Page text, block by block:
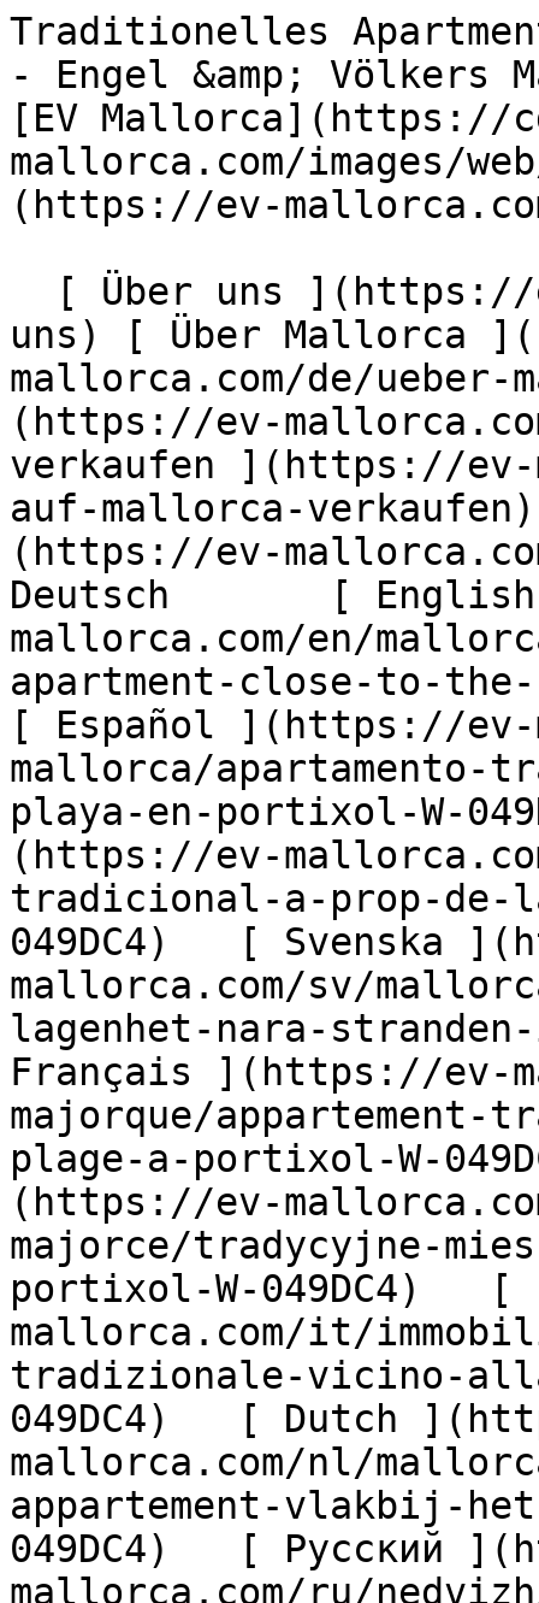
Traditionelles Apartment in Strandnähe in Portixol - Engel &amp; Völkers Mallorca                [ ![EV Mallorca](https://cdn.ev-mallorca.com/images/web/EV_Logo_RGB.svg) ](https://ev-mallorca.com/de)  Mallorca  

  [ Über uns ](https://ev-mallorca.com/de/ueber-uns) [ Über Mallorca ](https://ev-mallorca.com/de/ueber-mallorca) [ Kontakt ](https://ev-mallorca.com/de/standorte) [ Immobilie verkaufen ](https://ev-mallorca.com/de/immobilie-auf-mallorca-verkaufen) [    Mein Account  ](https://ev-mallorca.com/de/mein-account)   Deutsch       [ English ](https://ev-mallorca.com/en/mallorca-property/traditional-apartment-close-to-the-beach-in-portixol-W-049DC4)   [ Español ](https://ev-mallorca.com/es/inmueble-mallorca/apartamento-tradicional-cerca-de-la-playa-en-portixol-W-049DC4)    [ Català ](https://ev-mallorca.com/ca/immoble-mallorca/pis-tradicional-a-prop-de-la-platja-a-portixol-W-049DC4)   [ Svenska ](https://ev-mallorca.com/sv/mallorca-fastighet/traditionell-lagenhet-nara-stranden-i-portixol-W-049DC4)   [ Français ](https://ev-mallorca.com/fr/bien-majorque/appartement-traditionnel-pres-de-la-plage-a-portixol-W-049DC4)   [ Polski ](https://ev-mallorca.com/pl/nieruchomosc-majorce/tradycyjne-mieszkanie-w-poblizu-plazy-w-portixol-W-049DC4)   [ Italiano ](https://ev-mallorca.com/it/immobili-maiorca/appartamento-tradizionale-vicino-alla-spiaggia-a-portixol-W-049DC4)   [ Dutch ](https://ev-mallorca.com/nl/mallorca-eigendom/traditioneel-appartement-vlakbij-het-strand-in-portixol-W-049DC4)   [ Русский ](https://ev-mallorca.com/ru/nedvizhimost-mayorka/tradicionnaia-kvartira-riadom-s-pliazem-v-portiksole-W-049DC4)   [ Dansk ](https://ev-mallorca.com/da/mallorca-ejendom/traditionel-lejlighed-naer-stranden-i-portixol-W-049DC4)   

  Kaufen  [ Alle Immobilien ](https://ev-mallorca.com/de/mallorca-immobilien?contract_type=0) [ Haus ](https://ev-mallorca.com/de/mallorca-immobilien?contract_type=0&type%5B0%5D=0) [ Finca ](https://ev-mallorca.com/de/mallorca-immobilien?contract_type=0&type%5B0%5D=1) [ Apartment ](https://ev-mallorca.com/de/mallorca-immobilien?contract_type=0&type%5B0%5D=2) [ Penthouse ](https://ev-mallorca.com/de/mallorca-immobilien?contract_type=0&type%5B0%5D=5) [ Grundstück ](https://ev-mallorca.com/de/mallorca-immobilien?contract_type=0&type%5B0%5D=3) [ Neubauprojekt ](https://ev-mallorca.com/de/mallorca-immobilien?contract_type=0&type%5B0%5D=development) 

  Mieten  [ Alle Immobilien ](https://ev-mallorca.com/de/mallorca-immobilien?contract_type=1) [ Haus ](https://ev-mallorca.com/de/mallorca-immobilien?contract_type=1&type%5B0%5D=0) [ Finca ](https://ev-mallorca.com/de/mallorca-immobilien?contract_type=1&type%5B0%5D=1) [ Apartment ](https://ev-mallorca.com/de/mallorca-immobilien?contract_type=1&type%5B0%5D=2) [ Penthouse ](https://ev-mallorca.com/de/mallorca-immobilien?contract_type=1&type%5B0%5D=5) 

  Ferienvermietung  [ Alle Immobilien ](https://ev-mallorca.com/de/holiday-rentals) [ Haus ](https://ev-mallorca.com/de/holiday-rentals?type%5B0%5D=0) [ Finca ](https://ev-mallorca.com/de/holiday-rentals?type%5B0%5D=1) [ Apartment ](https://ev-mallorca.com/de/holiday-rentals?type%5B0%5D=2) [ Penthouse ](https://ev-mallorca.com/de/holiday-rentals?type%5B0%5D=5) 

  Gewerbe  [ Alle Immobilien ](https://ev-mallorca.com/de/gewerbeimmobilien) [ Land und Forstwirtschaft ](https://ev-mallorca.com/de/gewerbeimmobilien?type%5B0%5D=6) [ Hotel ](https://ev-mallorca.com/de/gewerbeimmobilien?type%5B0%5D=7) [ Industrie ](https://ev-mallorca.com/de/gewerbeimmobilien?type%5B0%5D=8) [ Investment ](https://ev-mallorca.com/de/gewerbeimmobilien?type%5B0%5D=9) [ Gastronomie ](https://ev-mallorca.com/de/gewerbeimmobilien?type%5B0%5D=10) [ Grundstück ](https://ev-mallorca.com/de/gewerbeimmobilien?type%5B0%5D=11) [ Ladenfläche ](https://ev-mallorca.com/de/gewerbeimmobilien?type%5B0%5D=12) [ Sonstiges ](https://ev-mallorca.com/de/gewerbeimmobilien?type%5B0%5D=13) [ Ladenfläche ](https://ev-mallorca.com/de/gewerbeimmobilien?type%5B0%5D=14) 

 [ Neubauprojekt ](https://ev-mallorca.com/de/mallorca-neubauprojekt) 

     Deutsch       [ English ](https://ev-mallorca.com/en/mallorca-property/traditional-apartment-close-to-the-beach-in-portixol-W-049DC4)   [ Español ](https://ev-mallorca.com/es/inmueble-mallorca/apartamento-tradicional-cerca-de-la-playa-en-portixol-W-049DC4)    [ Català ](https://ev-mallorca.com/ca/immoble-mallorca/pis-tradicional-a-prop-de-la-platja-a-portixol-W-049DC4)   [ Svenska ](https://ev-mallorca.com/sv/